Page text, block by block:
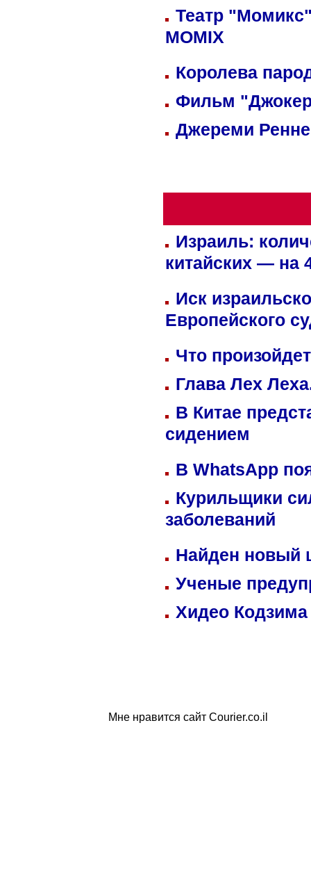
Театр
MOMIX
Королева
Фильм
Джереми
Израиль:
китайских — на
Иск
Европейского
Что
Глава Лех
В Китае
сидением
В WhatsApp
Курильщики
заболеваний
Найден
Ученые
Хидео
Мне нравится сайт Courier.co.il